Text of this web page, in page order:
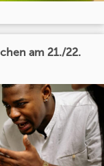
am 21./22.